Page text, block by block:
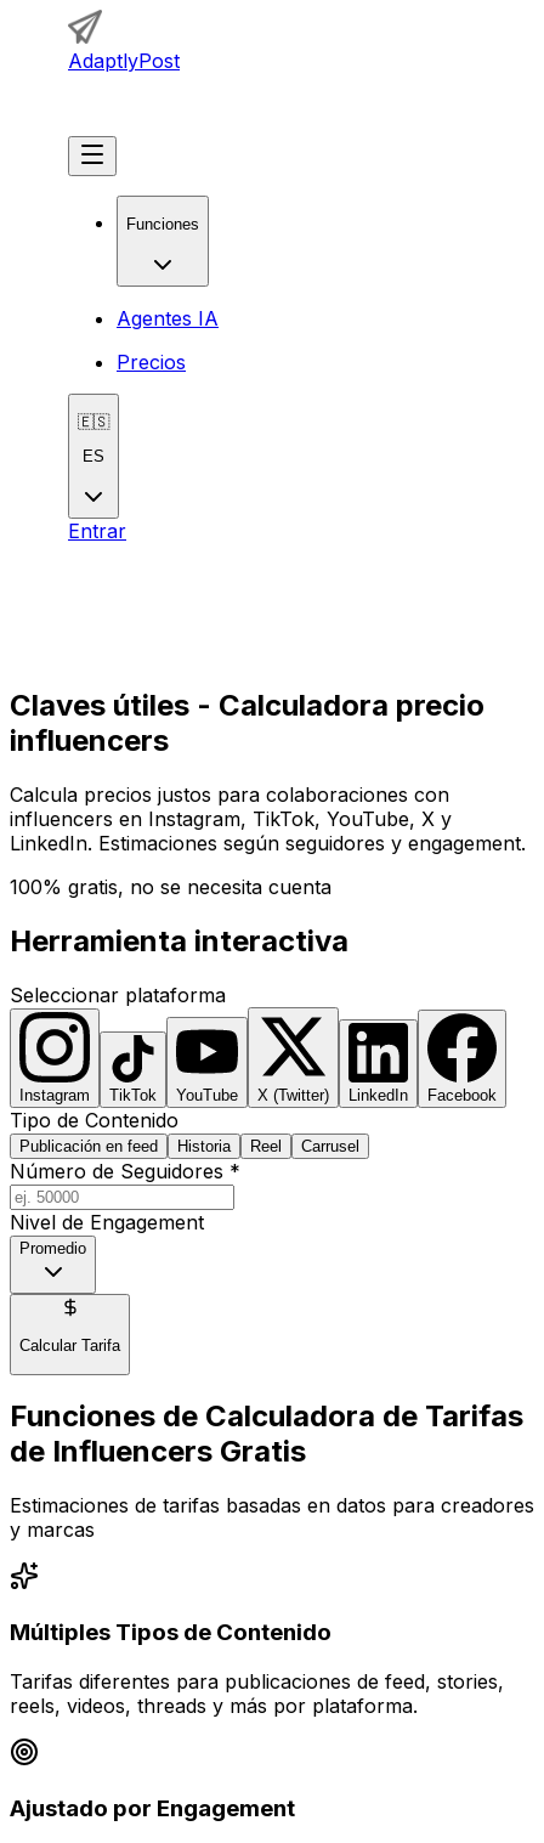
AdaptlyPost
Funciones
Agentes IA
Precios
🇪🇸
ES
Entrar
Claves útiles - Calculadora precio
influencers
Calcula precios justos para colaboraciones con
influencers en Instagram, TikTok, YouTube, X y
LinkedIn. Estimaciones según seguidores y engagement.
100% gratis, no se necesita cuenta
Herramienta interactiva
Seleccionar plataforma
Instagram TikTok YouTube X (Twitter) LinkedIn Facebook
Tipo de Contenido
Publicación en feed Historia Reel Carrusel
Número de Seguidores *
Nivel de Engagement
Promedio
Calcular Tarifa
Funciones de Calculadora de Tarifas
de Influencers Gratis
Estimaciones de tarifas basadas en datos para creadores
y marcas
Múltiples Tipos de Contenido
Tarifas diferentes para publicaciones de feed, stories,
reels, videos, threads y más por plataforma.
Ajustado por Engagement